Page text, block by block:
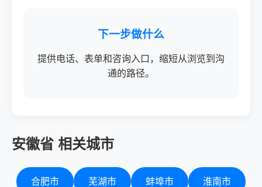
下一步做什么
提供电话、表单和咨询入口，缩短从浏览到沟
通的路径。
安徽省 相关城市
合肥市 芜湖市 蚌埠市 淮南市